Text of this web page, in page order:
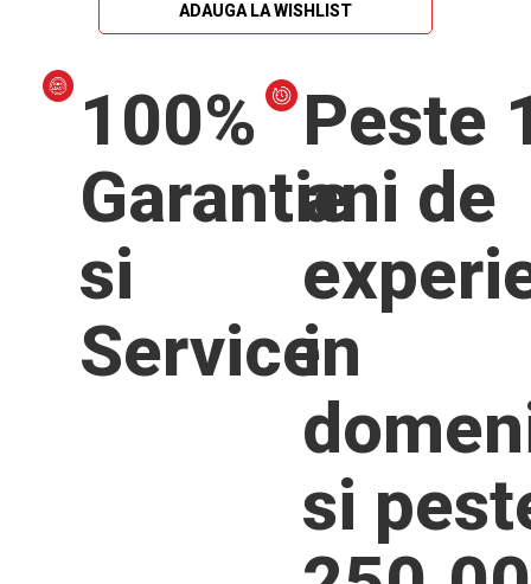
ADAUGA LA WISHLIST
100%
Garantie
si
Service
Peste
ani de
in
si